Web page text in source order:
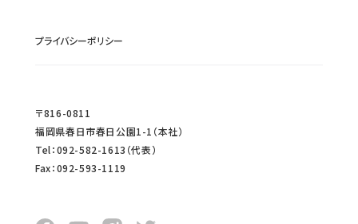
プライバシーポリシー
〒816-0811
福岡県春日市春日公園1-1（本社）
Tel：092-582-1613（代表）
Fax：092-593-1119